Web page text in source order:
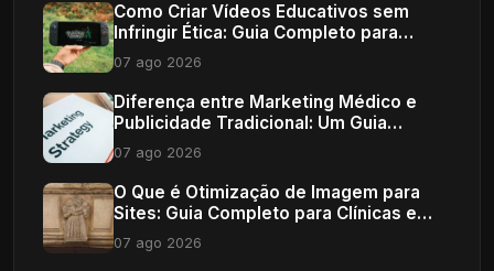
Como Criar Vídeos Educativos sem
Infringir Ética: Guia Completo para
Profissionais de Saúde
07 ago 2026
Diferença entre Marketing Médico e
Publicidade Tradicional: Um Guia
Completo
07 ago 2026
O Que é Otimização de Imagem para
Sites: Guia Completo para Clínicas e
Consultórios
07 ago 2026